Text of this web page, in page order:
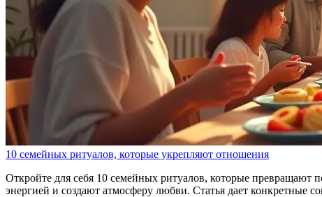
10 семейных ритуалов, которые укрепляют отношения
Откройте для себя 10 семейных ритуалов, которые превращают
энергией и создают атмосферу любви. Статья дает конкретные